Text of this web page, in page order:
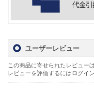
ユーザーレビュー
この商品に寄せられたレビュー
レビューを評価するには ログイン